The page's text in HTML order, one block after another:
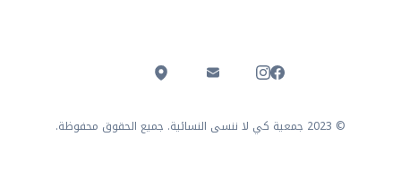
© 2023 جمعية كي لا ننسى النسائية. جميع الحقوق محفوظة.